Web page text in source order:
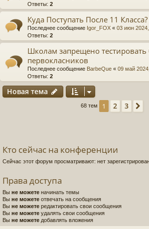
Ответы: 2
Куда Поступать После 11
Последнее сообщение Igor_FOX « 03 июн
Ответы: 2
Школам запрещено
первокласников
Последнее сообщение BarbeQue « 09 май
Ответы: 2
Новая тема
68 тем 1 2 3
Кто сейчас на конференции
Сейчас этот форум просматривают: нет
Права доступа
Вы не можете начинать темы
Вы не можете отвечать на сообщения
Вы не можете редактировать свои сообщения
Вы не можете удалять свои сообщения
Вы не можете добавлять вложения